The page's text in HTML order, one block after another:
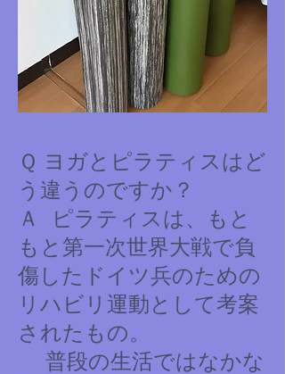
Ｑ ヨガとピラティスはど
う違うのですか？
Ａ ピラティスは、もと
もと第一次世界大戦で負
傷したドイツ兵のための
リハビリ運動として考案
されたもの。
普段の生活ではなかな